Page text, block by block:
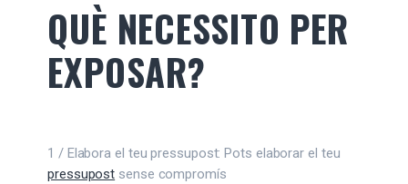
QUÈ NECESSITO PER
EXPOSAR?
1 / Elabora el teu pressupost: Pots elaborar el teu
pressupost sense compromís